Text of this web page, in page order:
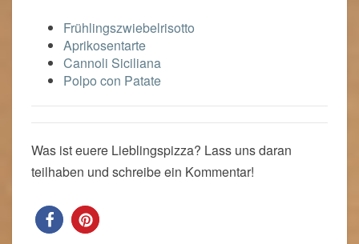
Frühlingszwiebelrisotto
Aprikosentarte
Cannoli Siciliana
Polpo con Patate
Was ist euere Lieblingspizza? Lass uns daran
teilhaben und schreibe ein Kommentar!